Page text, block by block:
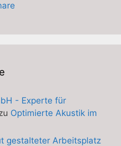
- Experte für
Optimierte Akustik im
gestalteter Arbeitsplatz